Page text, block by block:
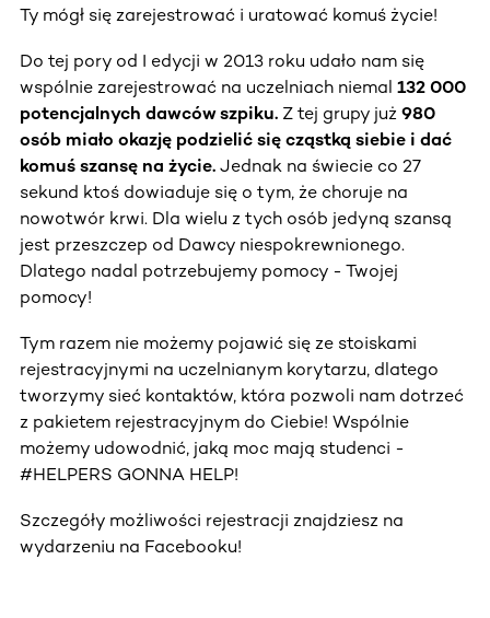
Ty mógł się zarejestrować i uratować komuś życie!
Do tej pory od I edycji w 2013 roku udało nam się
wspólnie zarejestrować na uczelniach niemal 132 000
potencjalnych dawców szpiku. Z tej grupy już 980
osób miało okazję podzielić się cząstką siebie i dać
komuś szansę na życie. Jednak na świecie co 27
sekund ktoś dowiaduje się o tym, że choruje na
nowotwór krwi. Dla wielu z tych osób jedyną szansą
jest przeszczep od Dawcy niespokrewnionego.
Dlatego nadal potrzebujemy pomocy - Twojej
pomocy!
Tym razem nie możemy pojawić się ze stoiskami
rejestracyjnymi na uczelnianym korytarzu, dlatego
tworzymy sieć kontaktów, która pozwoli nam dotrzeć
z pakietem rejestracyjnym do Ciebie! Wspólnie
możemy udowodnić, jaką moc mają studenci -
#HELPERS GONNA HELP!
Szczegóły możliwości rejestracji znajdziesz na
wydarzeniu na Facebooku!